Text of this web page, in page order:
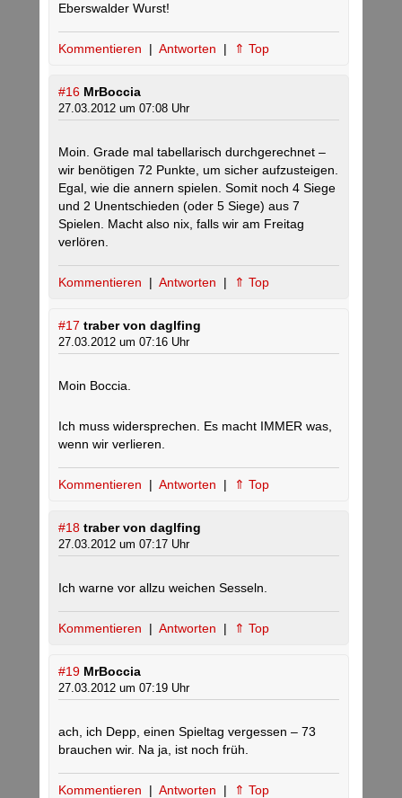
Eberswalder Wurst!
Kommentieren | Antworten | ⇑ Top
#16 MrBoccia
27.03.2012 um 07:08 Uhr
Moin. Grade mal tabellarisch durchgerechnet –
wir benötigen 72 Punkte, um sicher aufzusteigen.
Egal, wie die annern spielen. Somit noch 4 Siege
und 2 Unentschieden (oder 5 Siege) aus 7
Spielen. Macht also nix, falls wir am Freitag
verlören.
Kommentieren | Antworten | ⇑ Top
#17 traber von daglfing
27.03.2012 um 07:16 Uhr
Moin Boccia.
Ich muss widersprechen. Es macht IMMER was,
wenn wir verlieren.
Kommentieren | Antworten | ⇑ Top
#18 traber von daglfing
27.03.2012 um 07:17 Uhr
Ich warne vor allzu weichen Sesseln.
Kommentieren | Antworten | ⇑ Top
#19 MrBoccia
27.03.2012 um 07:19 Uhr
ach, ich Depp, einen Spieltag vergessen – 73
brauchen wir. Na ja, ist noch früh.
Kommentieren | Antworten | ⇑ Top